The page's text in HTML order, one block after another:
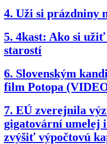
4. Uži si prázdniny
5. 4kast: Ako si užiť
starostí
6. Slovenským
film Potopa
7. EÚ zverejnila
gigatovární umelej
zvýšiť výpočtovú